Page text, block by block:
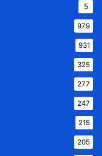
5
979
931
325
277
247
215
205